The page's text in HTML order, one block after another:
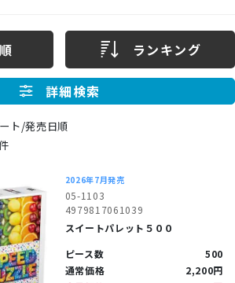
ランキング
詳細検索
ト/発売日順
2026年7月発売
05-1103
4979817061039
スイートパレット５００
ピース数
500
通常価格
2,200円